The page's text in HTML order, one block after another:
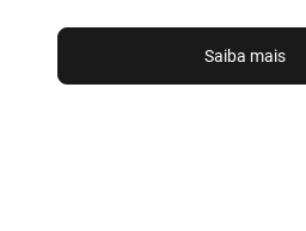
Saiba mais